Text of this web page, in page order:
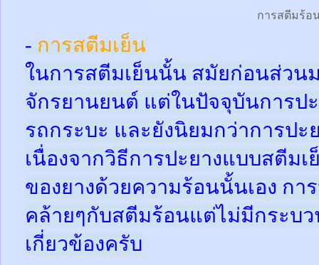
การสตีมร้อ
- การสตีมเย็น
ในการสตีมเย็นนั้น สมัยก่อนส่วน
จักรยานยนต์ แต่ในปัจจุบันการป
รถกระบะ และยังนิยมกว่าการป
เนื่องจากวิธีการปะยางแบบสตีม
ของยางด้วยความร้อนนั้นเอง กา
คล้ายๆกับสตีมร้อนแต่ไม่มีกระบ
เกี่ยวข้องครับ